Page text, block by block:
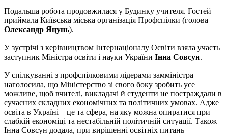
Подальша робота продовжилася у Будинку учителя. Гостей
приймала Київська міська організація Профспілки (голова –
Олександр Яцунь).
У зустрічі з керівництвом Інтернаціоналу Освіти взяла участь
заступник Міністра освіти і науки України Інна Совсун.
У спілкуванні з профспілковими лідерами замміністра
наголосила, що Міністерство зі свого боку зробить усе
можливе, щоб вчителі, викладачі й студенти не постраждали в
сучасних складних економічних та політичних умовах. Адже
освіта в Україні – це та сфера, на яку можна опиратися при
слабкій економіці та нестабільній політичній ситуації. Також
Інна Совсун додала, при вирішенні освітніх питань